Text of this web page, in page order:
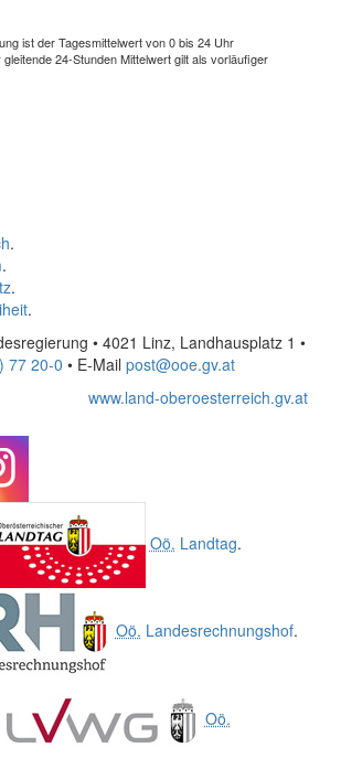
ist der Tagesmittelwert von 0 bis 24 Uhr
24-Stunden Mittelwert gilt als vorläufiger
.
.
.
.
• 4021 Linz, Landhausplatz 1 •
77 20-0 • E-Mail post@ooe.gv.at
www.land-oberoesterreich.gv.at
Oö. Landtag.
Oö. Landesrechnungshof.
Oö.